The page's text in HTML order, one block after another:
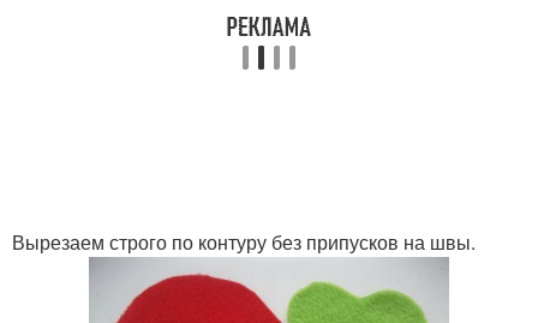
Вырезаем строго по контуру без припусков на швы.